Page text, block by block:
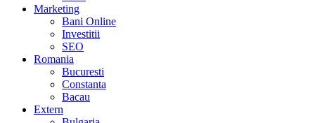
Marketing
Bani Online
Investitii
SEO
Romania
Bucuresti
Constanta
Bacau
Extern